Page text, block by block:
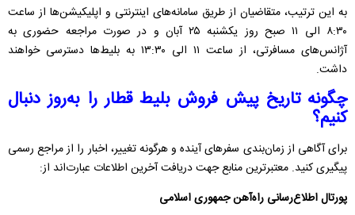
به این ترتیب، متقاضیان از طریق سامانه‌های اینترنتی و اپلیکیشن‌ها از ساعت
۸:۳۰ الی ۱۱ صبح روز یکشنبه ۲۵ آبان و در صورت مراجعه حضوری به
آژانس‌های مسافرتی، از ساعت ۱۱ الی ۱۳:۳۰ به بلیط‌ها دسترسی خواهند
داشت.
چگونه تاریخ پیش فروش بلیط قطار را به‌روز دنبال
کنیم؟
برای آگاهی از زمان‌بندی سفرهای آینده و هرگونه تغییر، اخبار را از مراجع رسمی
پیگیری کنید. معتبرترین منابع جهت دریافت آخرین اطلاعات عبارت‌اند از:
پورتال اطلاع‌رسانی راه‌آهن جمهوری اسلامی